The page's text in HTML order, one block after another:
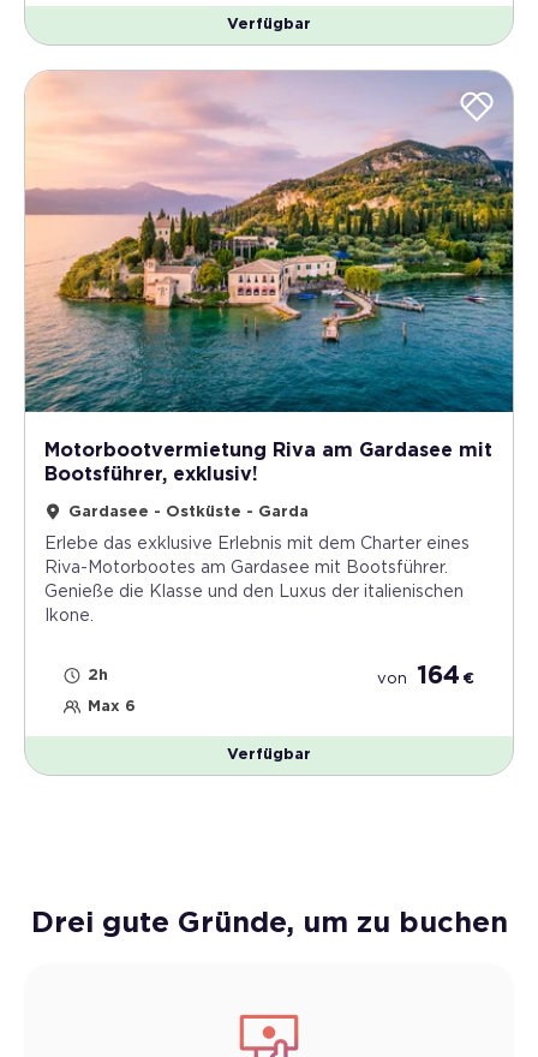
Verfügbar
Motorbootvermietung Riva am Gardasee mit
Bootsführer, exklusiv!
Gardasee - Ostküste - Garda
Erlebe das exklusive Erlebnis mit dem Charter eines
Riva-Motorbootes am Gardasee mit Bootsführer.
Genieße die Klasse und den Luxus der italienischen
Ikone.
2h
Max 6
von 164 €
Verfügbar
Drei gute Gründe, um zu buchen